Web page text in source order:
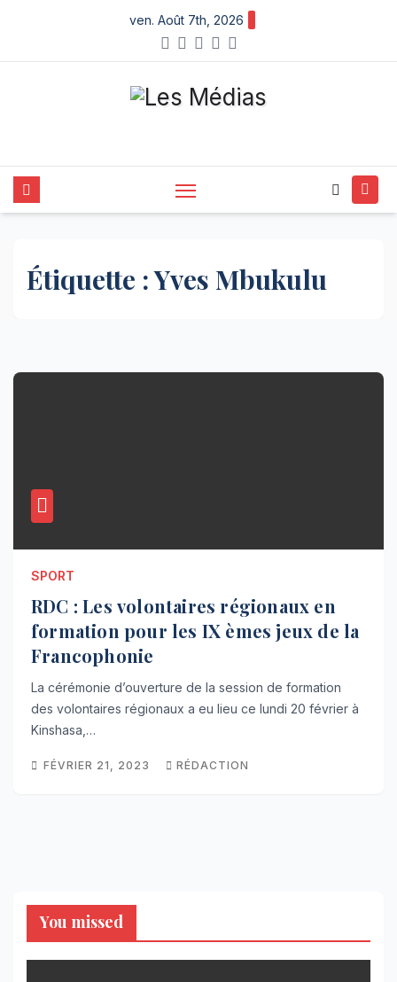
content
ven. Août 7th, 2026
Étiquette :Yves Mbukulu
SPORT
RDC : Les volontaires régionaux en
formation pour les IX èmes jeux de la
Francophonie
La cérémonie d’ouverture de la session de formation
des volontaires régionaux a eu lieu ce lundi 20 février à
Kinshasa,…
FÉVRIER 21, 2023 RÉDACTION
You missed